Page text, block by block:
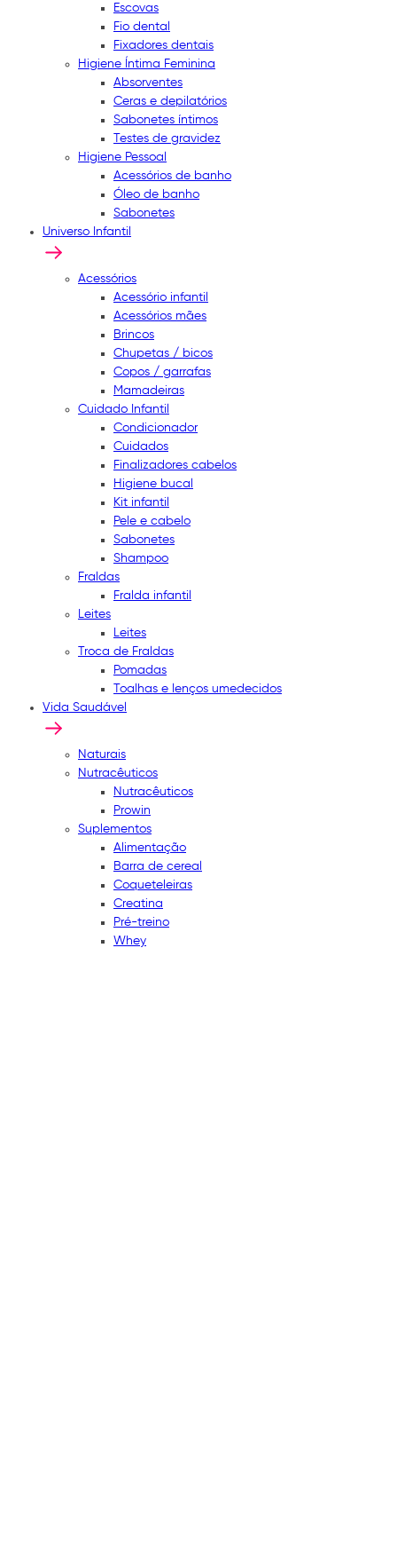
Escovas
Fio dental
Fixadores dentais
Higiene Íntima Feminina
Absorventes
Ceras e depilatórios
Sabonetes íntimos
Testes de gravidez
Higiene Pessoal
Acessórios de banho
Óleo de banho
Sabonetes
Universo Infantil
Acessórios
Acessório infantil
Acessórios mães
Brincos
Chupetas / bicos
Copos / garrafas
Mamadeiras
Cuidado Infantil
Condicionador
Cuidados
Finalizadores cabelos
Higiene bucal
Kit infantil
Pele e cabelo
Sabonetes
Shampoo
Fraldas
Fralda infantil
Leites
Leites
Troca de Fraldas
Pomadas
Toalhas e lenços umedecidos
Vida Saudável
Naturais
Nutracêuticos
Nutracêuticos
Prowin
Suplementos
Alimentação
Barra de cereal
Coqueteleiras
Creatina
Pré-treino
Whey